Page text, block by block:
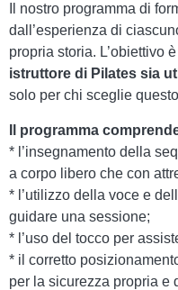
Il nostro programma di
dall’esperienza di
propria storia. L’obiettivo
istruttore di Pilates sia
solo per chi sceglie
Il programma
* l’insegnamento della
a corpo libero che con
* l’utilizzo della voce e
guidare una sessione;
* l’uso del tocco per
* il corretto
per la sicurezza propria e